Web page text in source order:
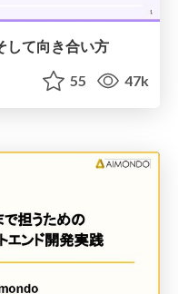
して向き合い方
55 47k